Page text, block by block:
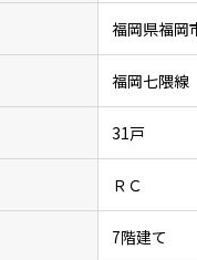
福岡県福岡
福岡七隈
31戸
ＲＣ
7階建て